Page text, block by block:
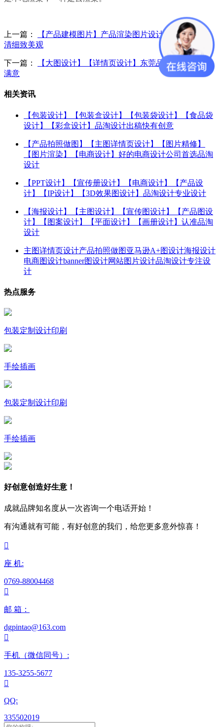
上一篇：
【产品建模图片】产品渲染图片设计找品淘设计高
清细致美观
下一篇：
【大图设计】【详情页设计】东莞品淘设计包设计
满意
相关资讯
【包装设计】【包装盒设计】【包装袋设计】【食品袋
设计】【彩盒设计】品淘设计出稿快有创意
【产品拍照做图】【主图详情页设计】【图片精修】
【图片渲染】【电商设计】好的电商设计公司首选品淘
设计
【PPT设计】【宣传册设计】【电商设计】【产品设
计】【IP设计】【3D效果图设计】品淘设计专业设计
【海报设计】【主图设计】【宣传图设计】【产品图设
计】【图案设计】【平面设计】【画册设计】认准品淘
设计
主图详情页设计产品拍照做图亚马逊A+图设计海报设计
电商图设计banner图设计网站图片设计品淘设计专注设
计
热点服务
包装定制设计印刷
手绘插画
包装定制设计印刷
手绘插画
好创意创造好生意！
成就品牌知名度从一次咨询一个电话开始！
有沟通就有可能，有好创意的我们，给您更多意外惊喜！

座 机:
0769-88004468

邮 箱：
dgpintao@163.com

手机（微信同号）:
135-3255-5677

QQ:
335502019